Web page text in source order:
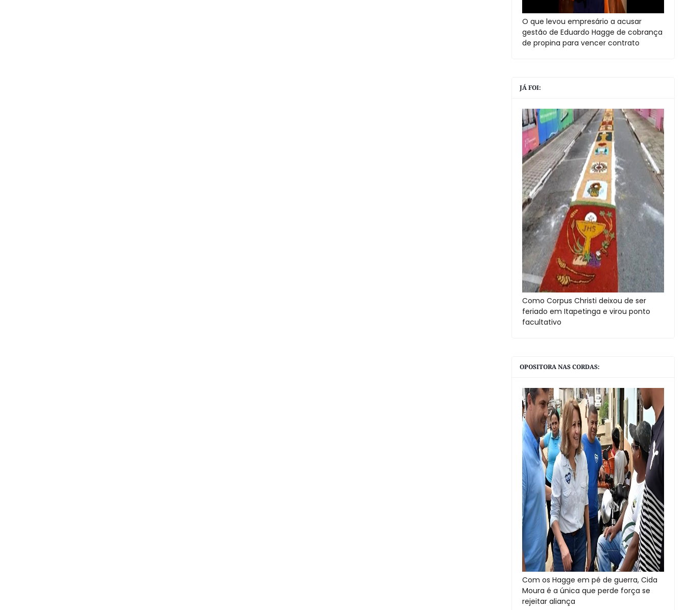
O que levou empresário a acusar
gestão de Eduardo Hagge de cobrança
de propina para vencer contrato
JÁ FOI:
Como Corpus Christi deixou de ser
feriado em Itapetinga e virou ponto
facultativo
OPOSITORA NAS CORDAS:
Com os Hagge em pé de guerra, Cida
Moura é a única que perde força se
rejeitar aliança